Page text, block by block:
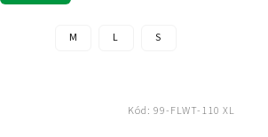
M L S
Kód: 99-FLWT-110 XL